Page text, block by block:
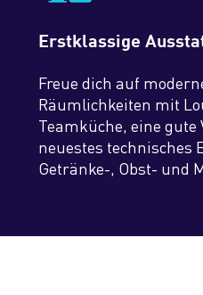
Erstklassige
Freue dich auf
Räumlichkeiten mit
Teamküche, eine
neuestes technisches
Getränke-, Obst- und